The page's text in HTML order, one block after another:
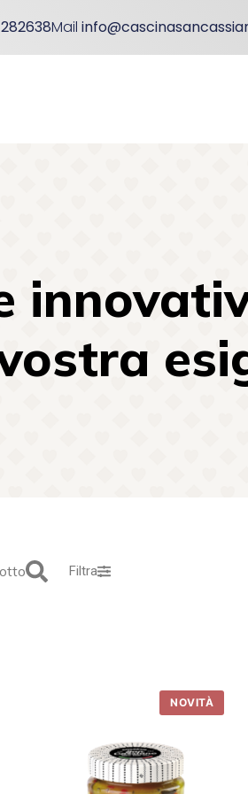
Mail
Filtra
NOVITÀ